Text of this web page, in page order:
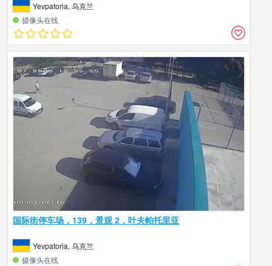
Yevpatoria, 乌克兰
摄像头在线
国际街停车场，139，景观 2，叶夫帕托里亚
Yevpatoria, 乌克兰
摄像头在线